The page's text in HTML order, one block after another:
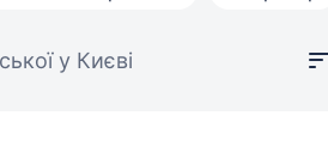
у Києві